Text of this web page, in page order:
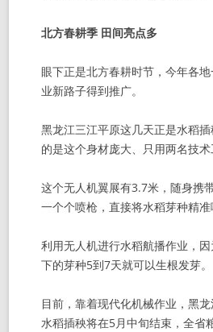
北方春耕季 田间亮点多
眼下正是北方春耕时节，今年各
业新路子得到推广。
黑龙江三江平原这几天正是水稻
的是这个身材庞大、只用两名技术
这个无人机翼展有3.7米，随身携
一个个喷枪，直接将水稻芽种精准
利用无人机进行水稻航播作业，
下的芽种5到7天就可以生根发芽。
目前，靠着现代化机械作业，黑
水稻插秧将在5月中旬结束，全省